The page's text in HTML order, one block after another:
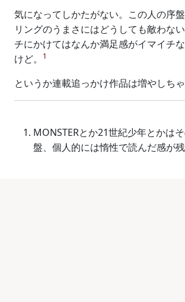
気になってしかたがない。この人の序
リングのうまさにはどうしても敵わな
チにかけてはなんか満足感がイマイチ
けど。
1
というか連載追っかけ作品は増やしちゃ
MONSTERとか21世紀少年とかは
盤、個人的には惰性で読んだ感が残